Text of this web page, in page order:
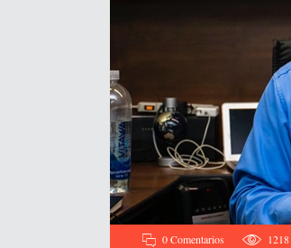
0 Comentarios 1218